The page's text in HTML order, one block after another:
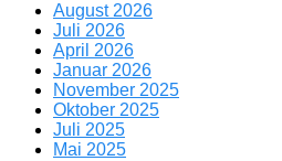
August 2026
Juli 2026
April 2026
Januar 2026
November 2025
Oktober 2025
Juli 2025
Mai 2025